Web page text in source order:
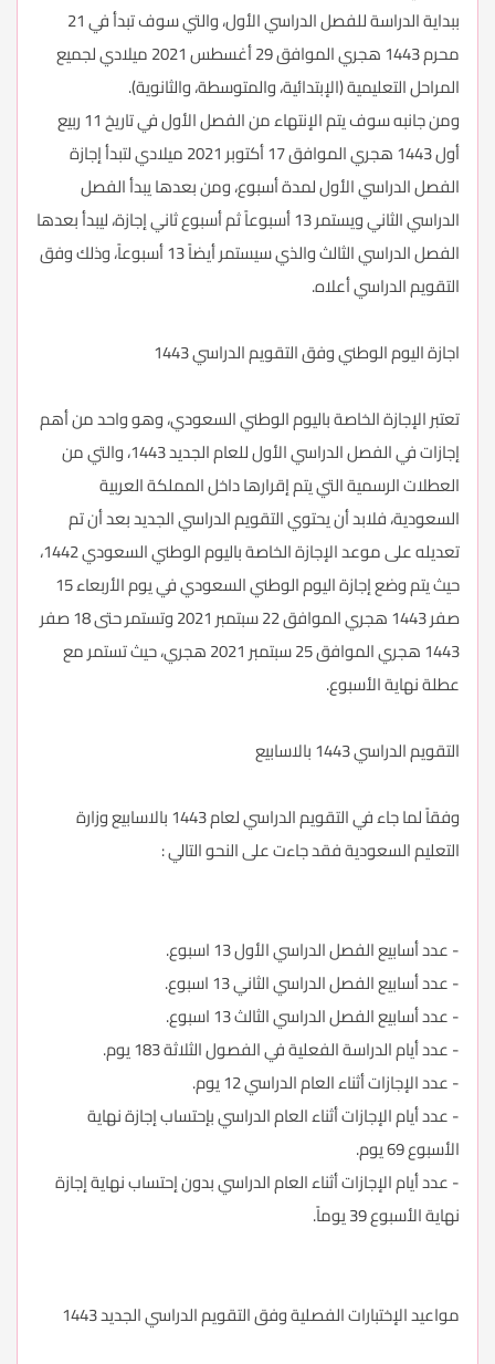
ببداية الدراسة للفصل الدراسي الأول، والتي سوف تبدأ في 21
محرم 1443 هجري الموافق 29 أغسطس 2021 ميلادي لجميع
المراحل التعليمية (الإبتدائية، والمتوسطة، والثانوية).
ومن جانبه سوف يتم الإنتهاء من الفصل الأول في تاريخ 11 ربيع
أول 1443 هجري الموافق 17 أكتوبر 2021 ميلادي لتبدأ إجازة
الفصل الدراسي الأول لمدة أسبوع، ومن بعدها يبدأ الفصل
الدراسي الثاني ويستمر 13 أسبوعاً ثم أسبوع ثاني إجازة، ليبدأ بعدها
الفصل الدراسي الثالث والذي سيستمر أيضاً 13 أسبوعاً، وذلك وفق
التقويم الدراسي أعلاه.
اجازة اليوم الوطني وفق التقويم الدراسي 1443
تعتبر الإجازة الخاصة باليوم الوطني السعودي، وهو واحد من أهم
إجازات في الفصل الدراسي الأول للعام الجديد 1443، والتي من
العطلات الرسمية التي يتم إقرارها داخل المملكة العربية
السعودية، فلابد أن يحتوي التقويم الدراسي الجديد بعد أن تم
تعديله على موعد الإجازة الخاصة باليوم الوطني السعودي 1442،
حيث يتم وضع إجازة اليوم الوطني السعودي في يوم الأربعاء 15
صفر 1443 هجري الموافق 22 سبتمبر 2021 وتستمر حتى 18 صفر
1443 هجري الموافق 25 سبتمبر 2021 هجري، حيث تستمر مع
عطلة نهاية الأسبوع.
التقويم الدراسي 1443 بالاسابيع
وفقاً لما جاء في التقويم الدراسي لعام 1443 بالاسابيع وزارة
التعليم السعودية فقد جاءت على النحو التالي :
- عدد أسابيع الفصل الدراسي الأول 13 اسبوع.
- عدد أسابيع الفصل الدراسي الثاني 13 اسبوع.
- عدد أسابيع الفصل الدراسي الثالث 13 اسبوع.
- عدد أيام الدراسة الفعلية في الفصول الثلاثة 183 يوم.
- عدد الإجازات أثناء العام الدراسي 12 يوم.
- عدد أيام الإجازات أثناء العام الدراسي بإحتساب إجازة نهاية
الأسبوع 69 يوم.
- عدد أيام الإجازات أثناء العام الدراسي بدون إحتساب نهاية إجازة
نهاية الأسبوع 39 يوماً.
مواعيد الإختبارات الفصلية وفق التقويم الدراسي الجديد 1443